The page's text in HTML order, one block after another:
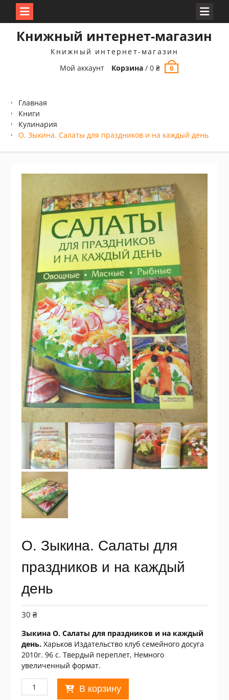
Книжный интернет-магазин
Книжный интернет-магазин
Мой аккаунт
Корзина /0₴ 0
Главная
Книги
Кулинария
О. Зыкина. Салаты для праздников и на каждый день
О. Зыкина. Салаты для
праздников и на каждый
день
30 ₴
Зыкина О. Салаты для праздников и на каждый
день. Харьков Издательство клуб семейного досуга
2010г. 96 с. Твердый переплет, Немного
увеличенный формат.
Количество
товара
В корзину